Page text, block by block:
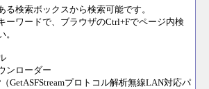
る検索ボックスから検索可能です。
ーワードで、ブラウザのCtrl+Fでページ内検
。
ンローダー
（GetASFStreamプロトコル解析無線LAN対応パ